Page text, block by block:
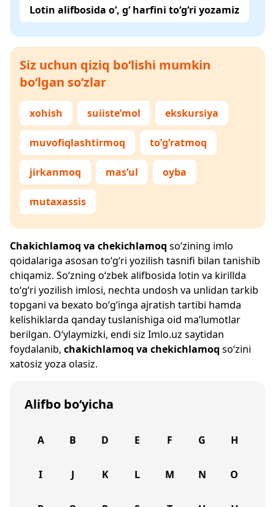
Lotin alifbosida o‘, g‘ harfini to‘g‘ri yozamiz
Siz uchun qiziq bo‘lishi mumkin
bo‘lgan so‘zlar
xohish suiiste’mol ekskursiya
muvofiqlashtirmoq to‘g‘ratmoq
jirkanmoq mas’ul oyba
mutaxassis
Chakichlamoq va chekichlamoq so‘zining imlo
qoidalariga asosan to‘g‘ri yozilish tasnifi bilan tanishib
chiqamiz. So‘zning o‘zbek alifbosida lotin va kirillda
to‘g‘ri yozilish imlosi, nechta undosh va unlidan tarkib
topgani va bexato bo‘g‘inga ajratish tartibi hamda
kelishiklarda qanday tuslanishiga oid ma’lumotlar
berilgan. O‘ylaymizki, endi siz Imlo.uz saytidan
foydalanib, chakichlamoq va chekichlamoq so‘zini
xatosiz yoza olasiz.
Alifbo bo‘yicha
A B D E F G H
I J K L M N O